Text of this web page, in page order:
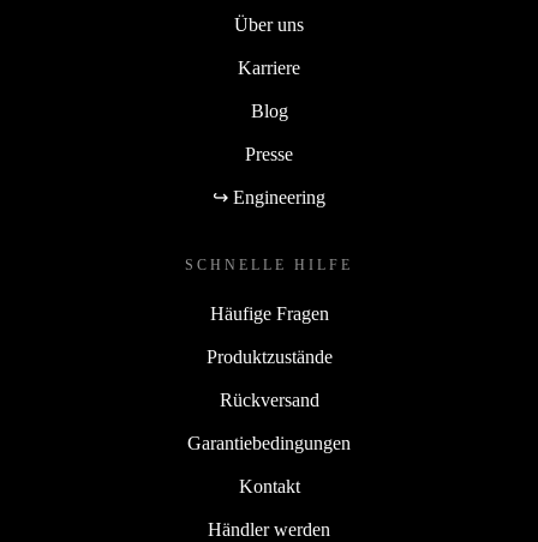
Über uns
Karriere
Blog
Presse
↪ Engineering
SCHNELLE HILFE
Häufige Fragen
Produktzustände
Rückversand
Garantiebedingungen
Kontakt
Händler werden